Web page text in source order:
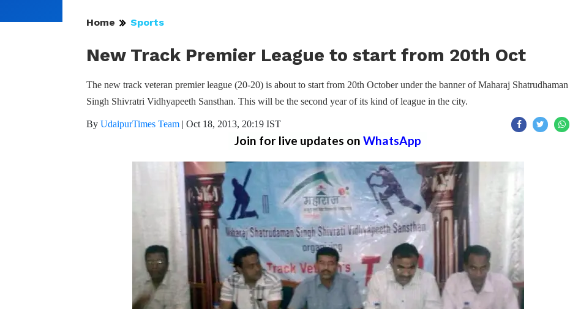
Home Sports
New Track Premier League to start from 20th Oct
The new track veteran premier league (20-20) is about to start from 20th October under the banner of Maharaj Shatrudhaman
Singh Shivratri Vidhyapeeth Sansthan. This will be the second year of its kind of league in the city.
By UdaipurTimes Team | Oct 18, 2013, 20:19 IST
Join for live updates on WhatsApp